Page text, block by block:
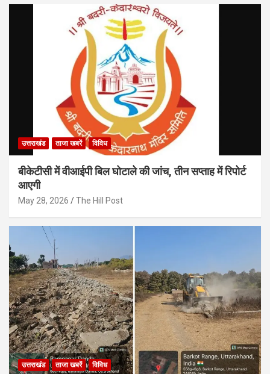
उत्तराखंड ताजा खबरें विविध
बीकेटीसी में वीआईपी बिल घोटाले की जांच, तीन सप्ताह में रिपोर्ट
आएगी
May 28, 2026 The Hill Post
उत्तराखंड ताजा खबरें विविध